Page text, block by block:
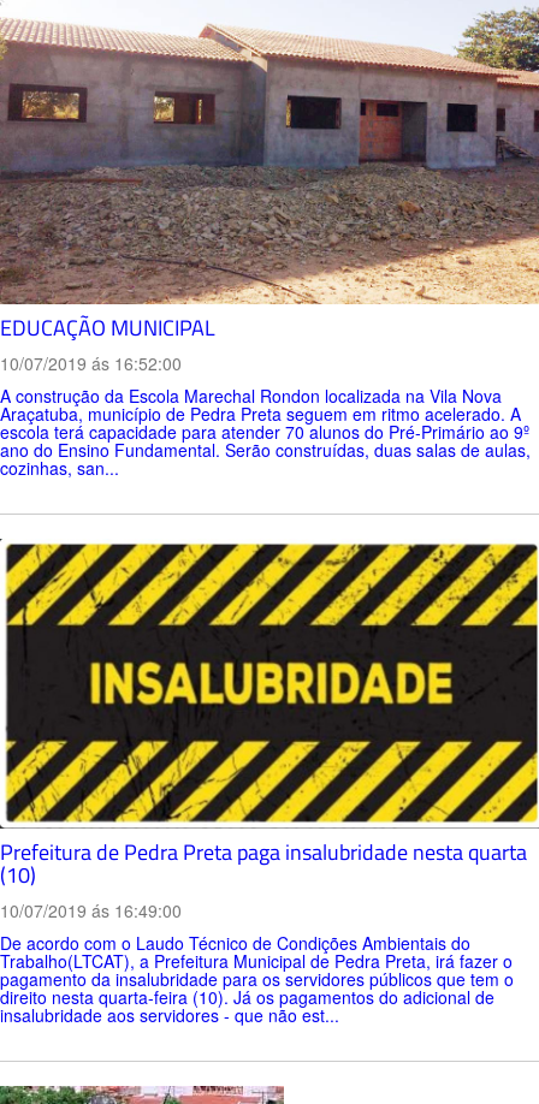
EDUCAÇÃO MUNICIPAL
10/07/2019 ás 16:52:00
A construção da Escola Marechal Rondon localizada na Vila Nova
Araçatuba, município de Pedra Preta seguem em ritmo acelerado. A
escola terá capacidade para atender 70 alunos do Pré-Primário ao 9º
ano do Ensino Fundamental. Serão construídas, duas salas de aulas,
cozinhas, san...
Prefeitura de Pedra Preta paga insalubridade nesta quarta
(10)
10/07/2019 ás 16:49:00
De acordo com o Laudo Técnico de Condições Ambientais do
Trabalho(LTCAT), a Prefeitura Municipal de Pedra Preta, irá fazer o
pagamento da insalubridade para os servidores públicos que tem o
direito nesta quarta-feira (10). Já os pagamentos do adicional de
insalubridade aos servidores - que não est...